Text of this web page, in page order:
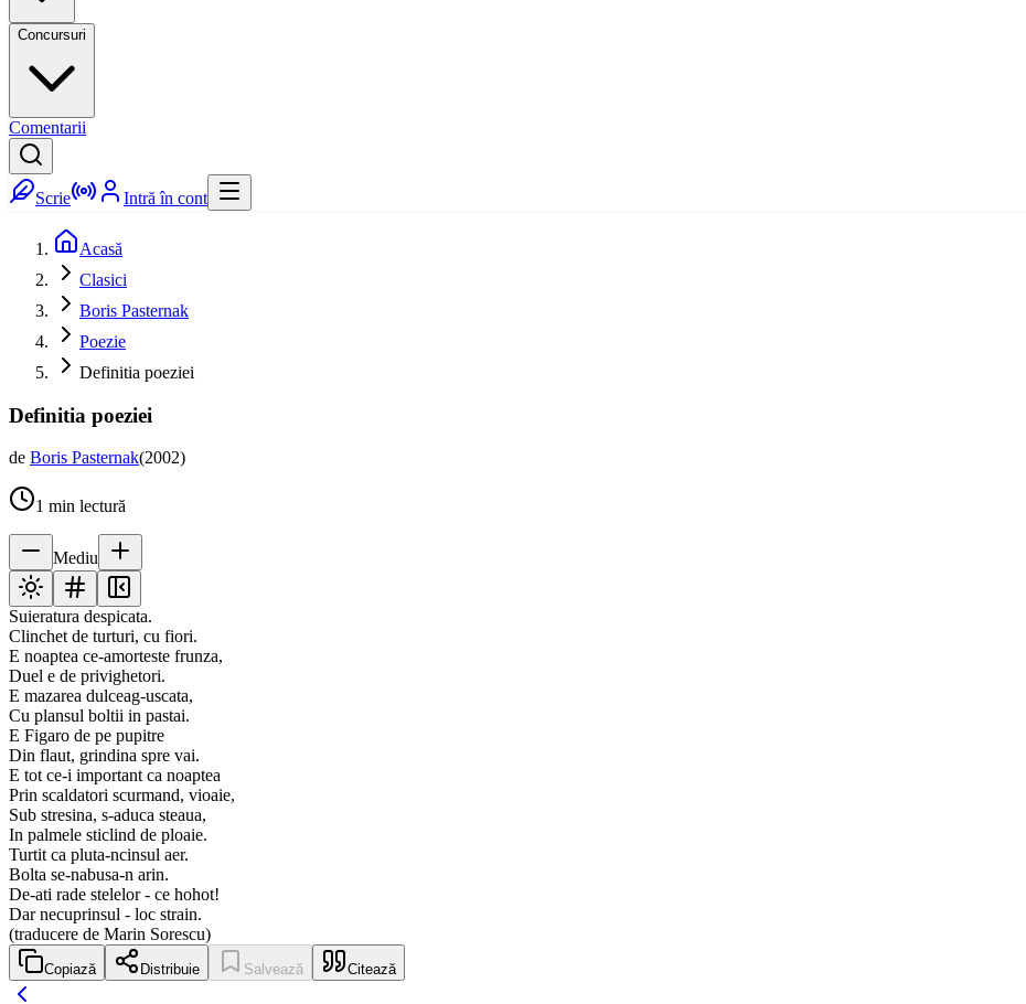
Concursuri
Comentarii
Scrie Intră în cont
Acasă
Clasici
Boris Pasternak
Poezie
Definitia poeziei
Definitia poeziei
de Boris Pasternak(2002)
1 min lectură
Mediu
Suieratura despicata.
Clinchet de turturi, cu fiori.
E noaptea ce-amorteste frunza,
Duel e de privighetori.
E mazarea dulceag-uscata,
Cu plansul boltii in pastai.
E Figaro de pe pupitre
Din flaut, grindina spre vai.
E tot ce-i important ca noaptea
Prin scaldatori scurmand, vioaie,
Sub stresina, s-aduca steaua,
In palmele sticlind de ploaie.
Turtit ca pluta-ncinsul aer.
Bolta se-nabusa-n arin.
De-ati rade stelelor - ce hohot!
Dar necuprinsul - loc strain.
(traducere de Marin Sorescu)
Copiază Distribuie Salvează Citează